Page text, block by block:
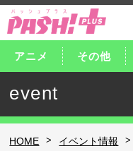
アニメ その他
event
HOME > イベント情報 >